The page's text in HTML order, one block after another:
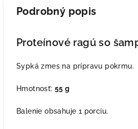
Podrobný popis
Proteínové ragú so
Sypká zmes na prípravu pokrmu.
Hmotnosť: 55 g
Balenie obsahuje 1 porciu.